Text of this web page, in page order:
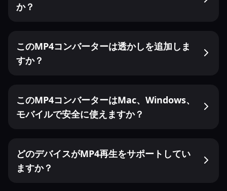
か？
このMP4コンバーターは透かしを追加しま
すか？
このMP4コンバーターはMac、Windows、
モバイルで安全に使えますか？
どのデバイスがMP4再生をサポートしてい
ますか？